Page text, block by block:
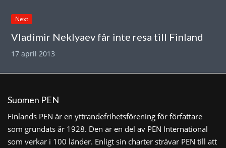
Next
Vladimir Neklyaev får inte resa till Finland
17 april 2013
Suomen PEN
Finlands PEN är en yttrandefrihetsförening för författare
som grundats år 1928. Den är en del av PEN International
som verkar i 100 länder. Enligt sin charter strävar PEN till att